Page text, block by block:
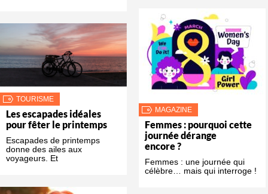
MAGAZINE
Femmes : pourquoi cette
journée dérange
encore ?
Femmes : une journée qui
célèbre… mais qui interroge !
TOURISME
Les escapades idéales
pour fêter le printemps
Escapades de printemps
donne des ailes aux
voyageurs. Et